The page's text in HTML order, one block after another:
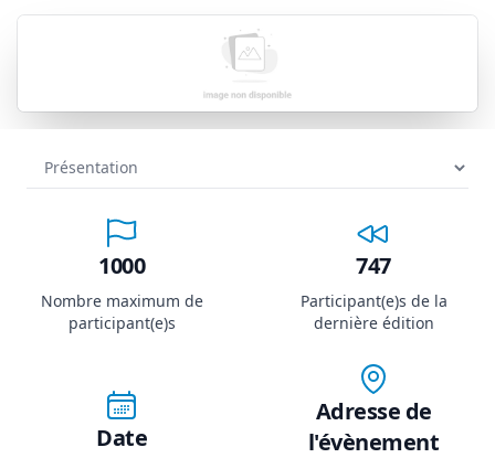
1000
Nombre maximum de
participant(e)s
747
Participant(e)s de la
dernière édition
Date
Adresse de
l'évènement